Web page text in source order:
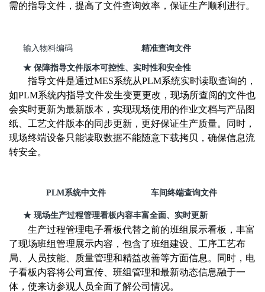
需的指导文件， 提高了文件查询效率，保证生产顺利进行。
输入物料编码 精准查询文件
★ 保障指导文件版本可控性、实时性和安全性
指导文件是通过MES系统从PLM系统实时读取查询的，
如PLM系统内指导文件发生变更更改，现场所查阅的文件也
会实时更新为最新版本， 实现现场使用的作业文档与产品图
纸、 工艺文件版本的同步更新，更好保证生产质量。同时，
现场终端设备只能读取数据不能随意下载拷贝， 确保信息流
转安全。
PLM系统中文件 车间终端查询文件
★ 现场生产过程管理看板内容丰富全面、实时更新
生产过程管理电子看板代替之前的班组展示看板，丰富
了现场班组管理展示内容，包含了班组建设、工序工艺布
局、人员技能、质量管理和精益改善等方面信息。同时，电
子看板内容将公司宣传、班组管理和最新动态信息融于一
体，使来访参观人员全面了解公司情况。